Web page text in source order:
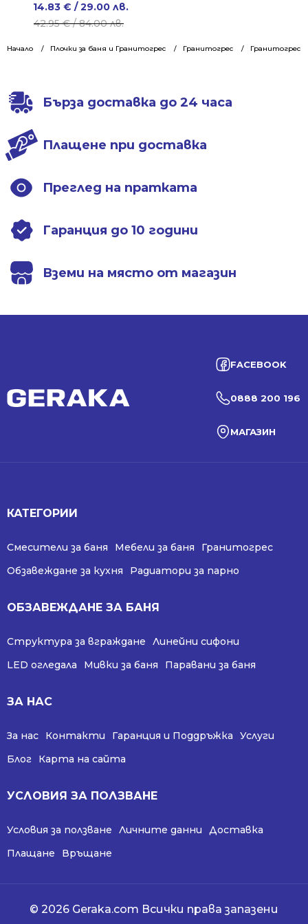
Начало Плочки за баня и Гранитогрес Гранитогрес Гранитогрес
42.95€/ 84.00 лв.
Original
price
42.95 €
14.83 € / 29.00 лв.
Current
price
14.83 €
Бърза доставка до 24 часа
Плащене при доставка
Преглед на пратката
Гаранция до 10 години
Вземи на място от магазин
FACEBOOK
0888 200 196
МАГАЗИН
КАТЕГОРИИ
Смесители за баня Мебели за баня
Гранитогрес
Обзавеждане за кухня
Радиатори за парно
ОБЗАВЕЖДАНЕ ЗА БАНЯ
Структура за вграждане
Линейни сифони
LED огледала
Мивки за баня Паравани за баня
ЗА НАС
За нас Контакти Гаранция и Поддръжка
Услуги
Блог
Карта на сайта
УСЛОВИЯ ЗА ПОЛЗВАНЕ
Условия за ползване Личните данни
Доставка
Плащане
Връщане
© 2026 Geraka.com Всички права запазени